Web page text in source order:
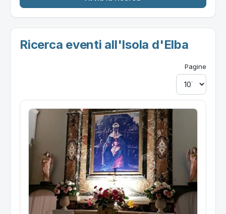
Ricerca eventi all'Isola d'Elba
Pagine